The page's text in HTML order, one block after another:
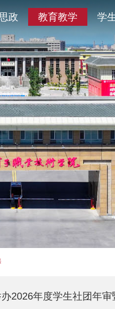
政 教育教学 学
2026年度学生社团年审